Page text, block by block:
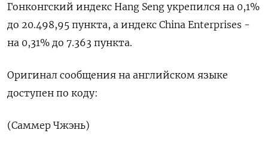
Гонконгский индекс Hang Seng укрепился на 0,1%
до 20.498,95​ пункта, а индекс China Enterprises -
на 0,31% до 7.363 пункта.
Оригинал сообщения на английском языке
доступен по коду:
(Саммер Чжэнь)